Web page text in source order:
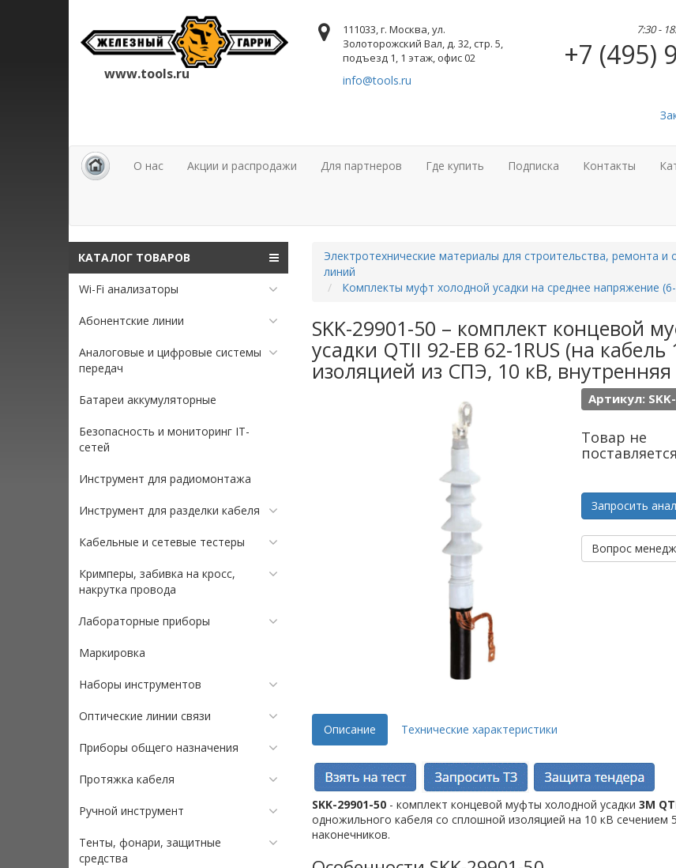
www.tools.ru
111033, г. Москва, ул.
Золоторожский Вал, д. 32, стр. 5,
подъезд 1, 1 этаж, офис 02
info@tools.ru
7:30 -
+7 (495)
О нас Акции и распродажи Для партнеров Где купить Подписка Контакты
КАТАЛОГ ТОВАРОВ
Wi-Fi анализаторы
Абонентские линии
Аналоговые и цифровые системы
передач
Батареи аккумуляторные
Безопасность и мониторинг IT-
сетей
Инструмент для радиомонтажа
Инструмент для разделки кабеля
Кабельные и сетевые тестеры
Кримперы, забивка на кросс,
накрутка провода
Лабораторные приборы
Маркировка
Наборы инструментов
Оптические линии связи
Приборы общего назначения
Протяжка кабеля
Ручной инструмент
Тенты, фонари, защитные
средства
Электротехнические материалы для строительства, ремонта и
линий
Комплекты муфт холодной усадки на среднее напряжение
SKK-29901-50 – комплект концевой
усадки QTII 92-EB 62-1RUS (на
изоляцией из СПЭ, 10 кВ, внутренняя
Артикул:
Товар не
поставляется
Запросить
Вопрос
Описание Технические характеристики
SKK-29901-50- комплект концевой муфты холодной усадки 3M
одножильного кабеля со сплошной изоляцией на 10 кВ сечением
наконечников.